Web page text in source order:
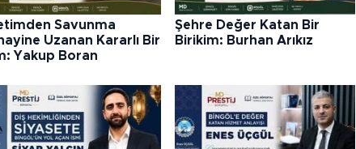
Savunma
Uzanan Kararlı Bir
Yakup Boran
Şehre Değer Katan Bir
Birikim: Burhan Arıkız